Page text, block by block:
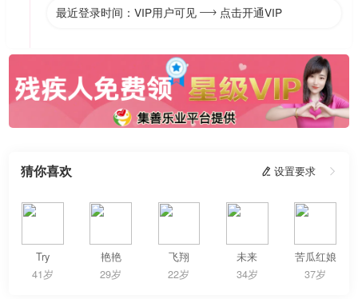
最近登录时间：VIP用户可见  点击开通VIP
猜你喜欢  设置要求 
Try
41岁
艳艳
29岁
飞翔
22岁
未来
34岁
苦瓜红娘
37岁